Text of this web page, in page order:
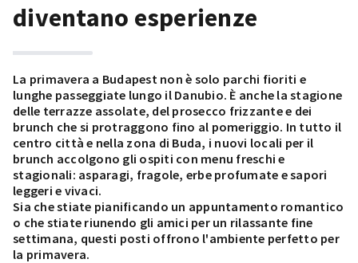
diventano esperienze
La primavera a Budapest non è solo parchi fioriti e
lunghe passeggiate lungo il Danubio. È anche la stagione
delle terrazze assolate, del prosecco frizzante e dei
brunch che si protraggono fino al pomeriggio. In tutto il
centro città e nella zona di Buda, i nuovi locali per il
brunch accolgono gli ospiti con menu freschi e
stagionali: asparagi, fragole, erbe profumate e sapori
leggeri e vivaci.
Sia che stiate pianificando un appuntamento romantico
o che stiate riunendo gli amici per un rilassante fine
settimana, questi posti offrono l'ambiente perfetto per
la primavera.